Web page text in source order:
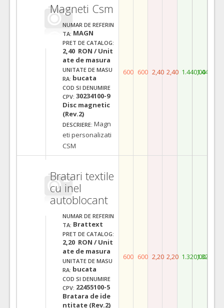
Magneti Csm
NUMAR DE REFERIN
TA: MAGN
PRET DE CATALOG:
2,40 RON / Unit
ate de masura
UNITATE DE MASU
RA: bucata
COD SI DENUMIRE
CPV: 30234100-9
Disc magnetic
(Rev.2)
DESCRIERE: Magn
eti personalizati
CSM
600 600 2,40 2,40 1.440,001.440,00
Bratari textile
cu inel
autoblocant
NUMAR DE REFERIN
TA: Brattext
PRET DE CATALOG:
2,20 RON / Unit
ate de masura
UNITATE DE MASU
RA: bucata
COD SI DENUMIRE
CPV: 22455100-5
Bratara de ide
ntitate (Rev.2)
600 600 2,20 2,20 1.320,001.320,00